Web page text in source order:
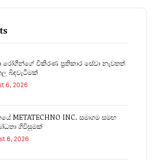
රෝගීන්ගේ විකිරණ ප්‍රතිකාර සේවා නැවතත්
බිඳවැටීමක්
6, 2026
METATECHNO INC. සමාගම සමඟ
ගිවිසුමක්
6, 2026